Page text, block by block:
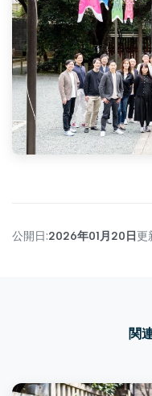
公開日:2026年01月20日更
関